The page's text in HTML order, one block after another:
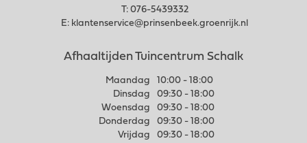
T: 076-5439332
E: klantenservice@prinsenbeek.groenrijk.nl
Afhaaltijden Tuincentrum Schalk
Maandag
10:00 - 18:00
Dinsdag
09:30 - 18:00
Woensdag
09:30 - 18:00
Donderdag
09:30 - 18:00
Vrijdag
09:30 - 18:00